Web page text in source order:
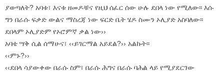
ያወጣለት? አባቱ፣ እናቱ ዘመዶቹና የዚህ ሰፈር ሰው ሁሉ ደበላ ነው የሚለው፡፡ እሱ
ግን በራሱ ፍቃድ ውልና ማስረጃ ነው ፍርድ ቤት ሄዶ ስሙን ኦሊያድ አስባለው፡፡
ደበላም ኦሊያድም የኦሮምኛ ቃል ነው››
አባቴ ሣቅ ሲል ሰማሁና፣ ‹‹ይገርማል አይደል?›› አልኩት፡፡
‹‹ምኑ?››
‹‹ደበላ ሳያውቀው በራሱ ስም፣ በራሱ ሕግና በራሱ ባሕል ላይ የሚያደርገው